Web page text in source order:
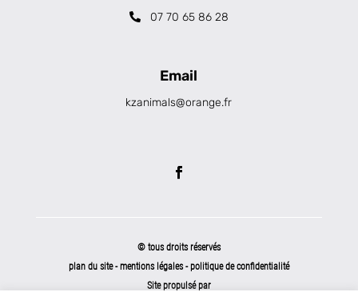
07 70 65 86 28
Email
kzanimals@orange.fr
© tous droits réservés
plan du site-mentions légales -politique de confidentialité
Site propulsé par